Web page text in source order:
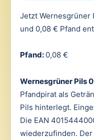
Jetzt Wernesgrüner
und 0,08 € Pfand
Pfand: 0,08 €
Wernesgrüner Pils
Pfandpirat als
Pils hinterlegt.
Die EAN
wiederzufinden.